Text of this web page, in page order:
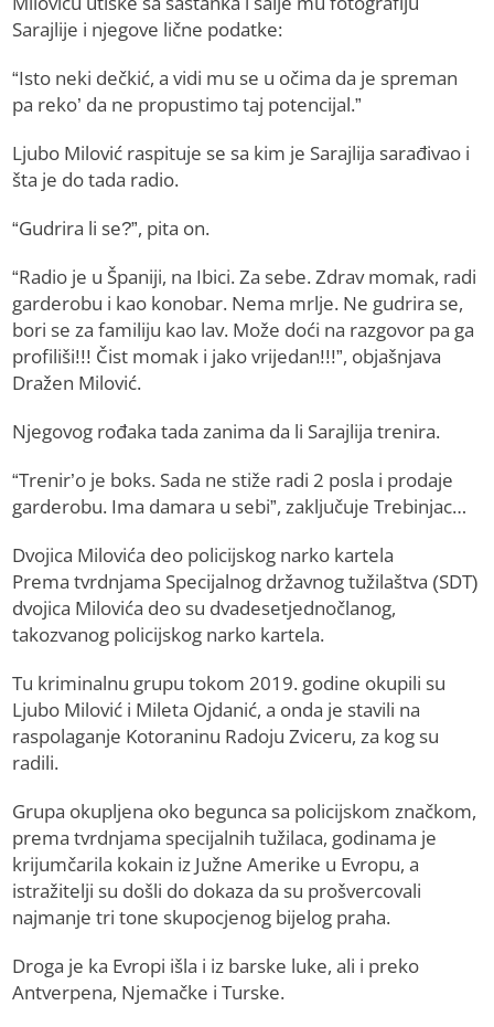
Sarajlije i njegove lične podatke:
“Isto neki dečkić, a vidi mu se u očima da je spreman
pa reko’ da ne propustimo taj potencijal.”
Ljubo Milović raspituje se sa kim je Sarajlija sarađivao i
šta je do tada radio.
“Gudrira li se?”, pita on.
“Radio je u Španiji, na Ibici. Za sebe. Zdrav momak, radi
garderobu i kao konobar. Nema mrlje. Ne gudrira se,
bori se za familiju kao lav. Može doći na razgovor pa ga
profiliši!!! Čist momak i jako vrijedan!!!”, objašnjava
Dražen Milović.
Njegovog rođaka tada zanima da li Sarajlija trenira.
“Trenir’o je boks. Sada ne stiže radi 2 posla i prodaje
garderobu. Ima damara u sebi”, zaključuje Trebinjac…
Dvojica Milovića deo policijskog narko kartela
Prema tvrdnjama Specijalnog državnog tužilaštva (SDT)
dvojica Milovića deo su dvadesetjednočlanog,
takozvanog policijskog narko kartela.
Tu kriminalnu grupu tokom 2019. godine okupili su
Ljubo Milović i Mileta Ojdanić, a onda je stavili na
raspolaganje Kotoraninu Radoju Zviceru, za kog su
radili.
Grupa okupljena oko begunca sa policijskom značkom,
prema tvrdnjama specijalnih tužilaca, godinama je
krijumčarila kokain iz Južne Amerike u Evropu, a
istražitelji su došli do dokaza da su prošvercovali
najmanje tri tone skupocjenog bijelog praha.
Droga je ka Evropi išla i iz barske luke, ali i preko
Antverpena, Njemačke i Turske.